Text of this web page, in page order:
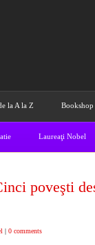
la A la Z Bookshop
Laureaţi Nobel
poveşti
| 0 comments